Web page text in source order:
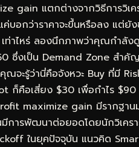
gain แตกต่างจากวิธีการวิเค
อกว่าราคาจะขึ้นหรือลง แต่ยัง
ท่าไหร่ ลองนึกภาพว่าคุณกำลัง
ซึ่งเป็น Demand Zone สำคั
ะรู้ว่านี่คือจังหวะ Buy ที่มี
ก็คือเสี่ยง $30 เพื่อกำไร $90
maximize gain มีรากฐา
ารพัฒนาต่อยอดโดยนักวิเครา
ในยุคปัจจุบัน แนวคิด